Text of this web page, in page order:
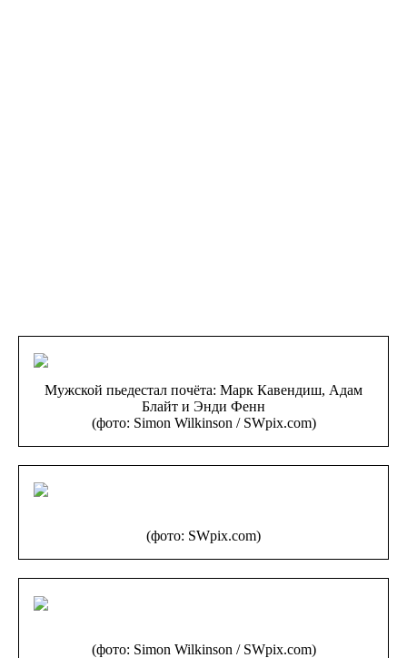
Мужской пьедестал почёта: Марк Кавендиш, Адам
Блайт и Энди Фенн
(фото: Simon Wilkinson / SWpix.com)
(фото: SWpix.com)
(фото: Simon Wilkinson / SWpix.com)